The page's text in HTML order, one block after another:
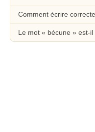
Comment écrire
Le mot « bécune » est-